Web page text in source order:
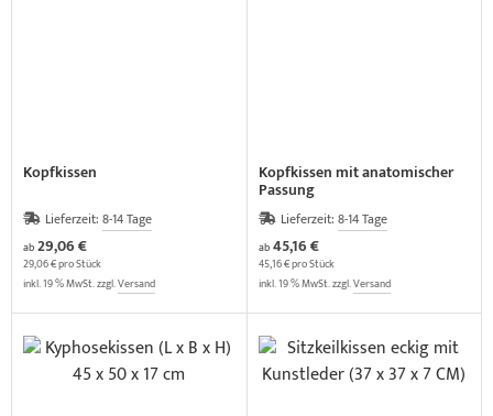
Kopfkissen
Lieferzeit: 8-14 Tage
ab29,06 €
29,06 € pro Stück
inkl. 19 % MwSt. zzgl.Versand
Kopfkissen mit anatomischer
Passung
Lieferzeit: 8-14 Tage
ab45,16 €
45,16 € pro Stück
inkl. 19 % MwSt. zzgl.Versand